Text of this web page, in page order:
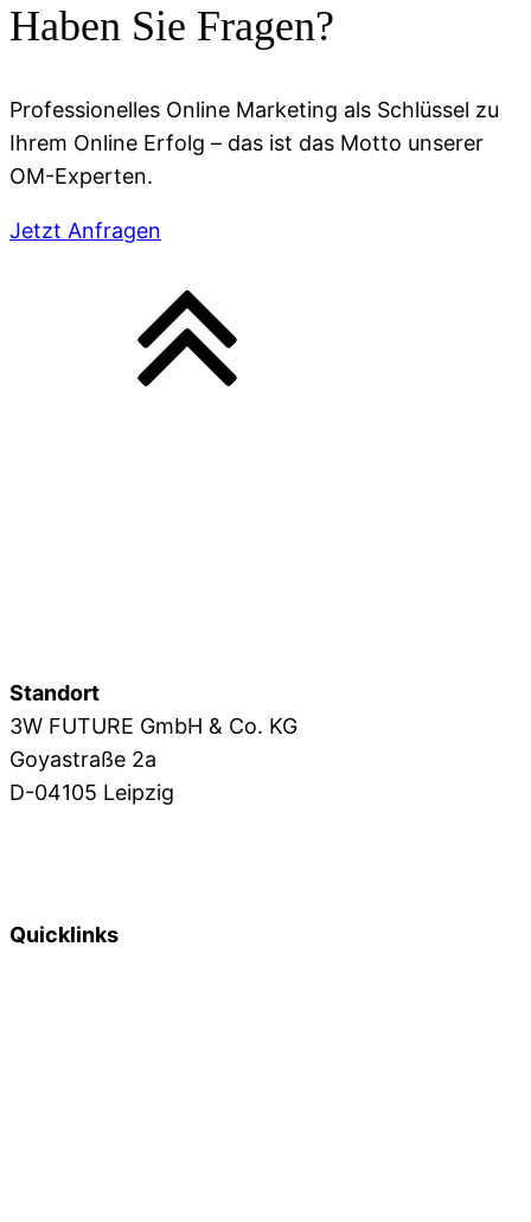
Haben Sie Fragen?
Professionelles Online Marketing als Schlüssel zu
Ihrem Online Erfolg – das ist das Motto unserer
OM-Experten.
Jetzt Anfragen
Standort
3W FUTURE GmbH & Co. KG
Goyastraße 2a
D-04105 Leipzig
Quicklinks